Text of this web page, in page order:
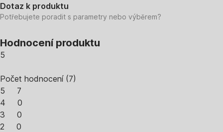
Dotaz k produktu
Potřebujete poradit s parametry nebo výběrem?
Hodnocení produktu
5
Počet hodnocení(7)
5
7
4
0
3
0
2
0